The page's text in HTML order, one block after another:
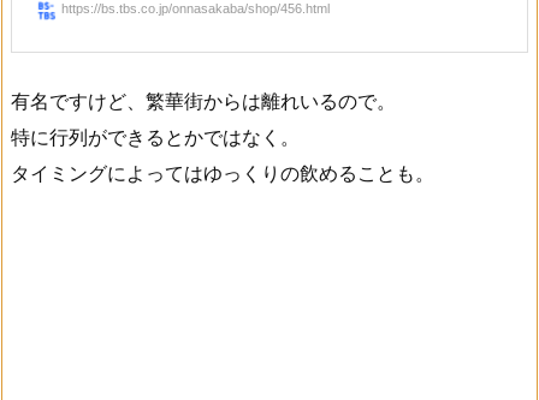
https://bs.tbs.co.jp/onnasakaba/shop/456.html
有名ですけど、繁華街からは離れいるので。
特に行列ができるとかではなく。
タイミングによってはゆっくりの飲めることも。